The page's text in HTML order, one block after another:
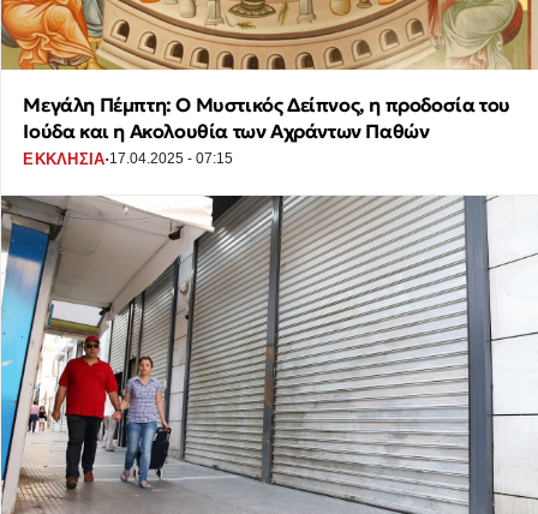
Μεγάλη Πέμπτη: Ο Μυστικός Δείπνος, η προδοσία του
Ιούδα και η Ακολουθία των Αχράντων Παθών
ΕΚΚΛΗΣΙΑ·17.04.2025 - 07:15